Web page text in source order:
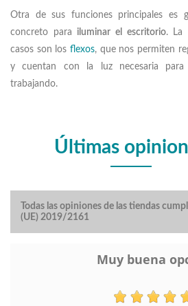
Otra de sus funciones principales es
concreto para iluminar el escritorio. La
casos son los flexos, que nos permiten
y cuentan con la luz necesaria
trabajando.
Últimas
Todas las opiniones de las tiendas
(UE) 2019/2161
Muy buena